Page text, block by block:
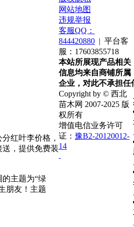
红叶李价格，
，提供免费装
主题为“绿
朋友！主题
网站地图
违规举报
客服QQ：
844420880 | 平台客
服：17603855718
本站所展现产品相关
信息均来自商铺所属
企业，对此不承担任
Copyright by © 西北
苗木网 2007-2025 版
权所有
增值电信业务许可
证： 豫B2-20120012-
14